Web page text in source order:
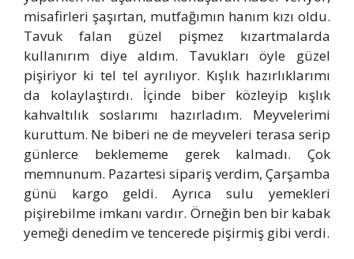
misafirleri şaşırtan, mutfağımın hanım kızı oldu.
Tavuk falan güzel pişmez kızartmalarda
kullanırım diye aldım. Tavukları öyle güzel
pişiriyor ki tel tel ayrılıyor. Kışlık hazırlıklarımı
da kolaylaştırdı. İçinde biber közleyip kışlık
kahvaltılık soslarımı hazırladım. Meyvelerimi
kuruttum. Ne biberi ne de meyveleri terasa serip
günlerce beklememe gerek kalmadı. Çok
memnunum. Pazartesi sipariş verdim, Çarşamba
günü kargo geldi. Ayrıca sulu yemekleri
pişirebilme imkanı vardır. Örneğin ben bir kabak
yemeği denedim ve tencerede pişirmiş gibi verdi.